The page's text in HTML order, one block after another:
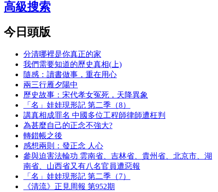
高級搜索
今日頭版
分清哪裡是你真正的家
我們需要知道的歷史真相(上)
隨感：讀書做事，重在用心
兩三行雁夕陽中
歷史故事：宋代孝女冤死，天降異象
「名」娃娃現形記 第二季（8）
講真相成罪名 中國多位工程師律師遭枉判
為甚麼自己的正念不強大?
轉錯帳之後
感想兩則：發正念 人心
參與迫害法輪功 雲南省、吉林省、貴州省、北京市、湖
南省、山西省又有八名官員遭惡報
「名」娃娃現形記 第二季（7）
《清流》正見周報 第952期